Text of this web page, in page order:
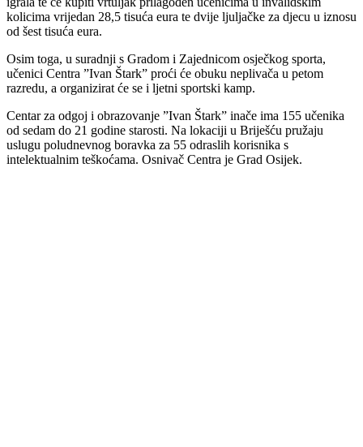
kolicima vrijedan 28,5 tisuća eura te dvije ljuljačke za djecu u iznosu
od šest tisuća eura.
Osim toga, u suradnji s Gradom i Zajednicom osječkog sporta,
učenici Centra ”Ivan Štark” proći će obuku neplivača u petom
razredu, a organizirat će se i ljetni sportski kamp.
Centar za odgoj i obrazovanje ”Ivan Štark” inače ima 155 učenika
od sedam do 21 godine starosti. Na lokaciji u Briješću pružaju
uslugu poludnevnog boravka za 55 odraslih korisnika s
intelektualnim teškoćama. Osnivač Centra je Grad Osijek.